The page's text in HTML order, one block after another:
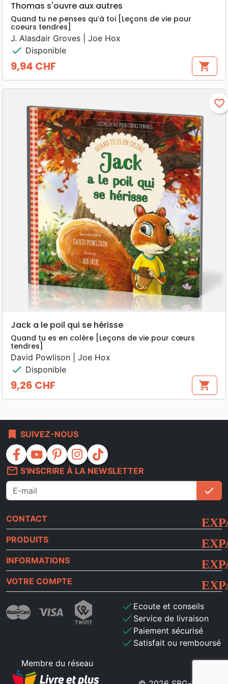
Thomas s'ouvre aux autres
Quand tu ne penses qu’à toi [Leçons de vie pour
coeurs tendres]
J. Alasdair Groves | Joe Hox
check Disponible
Prix
9,94 CHF shopping_cart
favorite_border
Jack a le poil qui se hérisse
Quand tu es en colère [Leçons de vie pour cœurs
tendres]
David Powlison | Joe Hox
check Disponible
Prix
9,26 CHF shopping_cart
bookmark SUIVEZ-NOUS
facebook youtube pinterest instagram
tiktok
mail_outline S'INSCRIRE À LA NEWSLETTER
check
CONTACT
PRODUITS
INFORMATIONS
VOTRE COMPTE
check Ecoute et conseils
check Service de livraison
check Paiement sécurisé
check Satisfait ou remboursé
Membre du réseau